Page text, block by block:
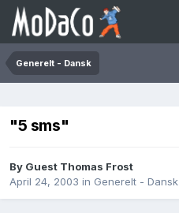
Generelt - Dansk
"5 sms"
By Guest Thomas Frost
April 24, 2003 in Generelt - Dansk